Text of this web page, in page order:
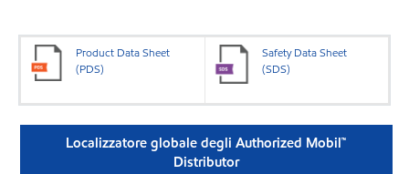
Product Data Sheet
(PDS)
Safety Data Sheet
(SDS)
Localizzatore globale degli Authorized Mobil™
Distributor